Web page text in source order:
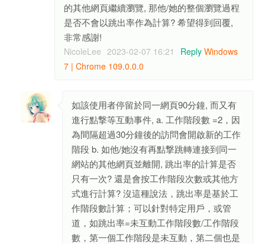
的其他網頁繼續瀏覽, 那他/她的整個瀏覽過程
是否不會以跳出率作為計算? 希望得到回覆,
非常感謝!
NicoleLee 2023-02-07 16:21 Reply Windows
7 | Chrome 109.0.0.0
如該使用者停留於同一網頁90分鐘, 而又有
進行點撃等互動事件, a. 工作階段數 =2，因
為間隔超過30分鐘後的訪問會開啟新的工作
階段 b. 如他/她沒有再點撃跳轉連接到同一
網站的其他網頁並離開, 跳出率的計算是否
只有一次? 還是會按工作階段次數或其他方
式進行計算? 沒這種說法，跳出率是基於工
作階段數計算；可以針對特定用戶，或管
道，如跳出率=未互動工作階段數/工作階段
數，第一個工作階段是未互動，第二個也是